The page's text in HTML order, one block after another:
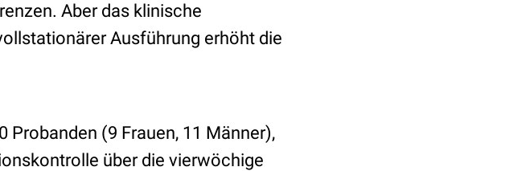
Aber das klinische
Ausführung erhöht die
Probanden (9 Frauen, 11 Männer),
über die vierwöchige